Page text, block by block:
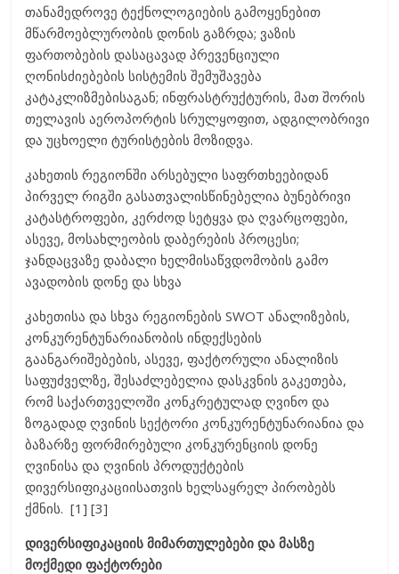
თანამედროვე ტექნოლოგიების გამოყენებით
მწარმოებლურობის დონის გაზრდა; ვაზის
ფართობების დასაცავად პრევენციული
ღონისძიებების სისტემის შემუშავება
კატაკლიზმებისაგან; ინფრასტრუქტურის, მათ შორის
თელავის აეროპორტის სრულყოფით, ადგილობრივი
და უცხოელი ტურისტების მოზიდვა.
კახეთის რეგიონში არსებული საფრთხეებიდან
პირველ რიგში გასათვალისწინებელია ბუნებრივი
კატასტროფები, კერძოდ სეტყვა და ღვარცოფები,
ასევე, მოსახლეობის დაბერების პროცესი;
ჯანდაცვაზე დაბალი ხელმისაწვდომობის გამო
ავადობის დონე და სხვა
კახეთისა და სხვა რეგიონების SWOT ანალიზების,
კონკურენტუნარიანობის ინდექსების
გაანგარიშებების, ასევე, ფაქტორული ანალიზის
საფუძველზე, შესაძლებელია დასკვნის გაკეთება,
რომ საქართველოში კონკრეტულად ღვინო და
ზოგადად ღვინის სექტორი კონკურენტუნარიანია და
ბაზარზე ფორმირებული კონკურენციის დონე
ღვინისა და ღვინის პროდუქტების
დივერსიფიკაციისათვის ხელსაყრელ პირობებს
ქმნის. [1] [3]
დივერსიფიკაციის მიმართულებები და მასზე
მოქმედი ფაქტორები